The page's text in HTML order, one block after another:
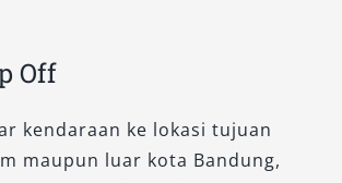
interior dan eksterior paling
sistem infotainment canggih
elegan. Sangat
untuk perjalanan eksklusif,
Off
kendaraan ke lokasi tujuan
maupun luar kota Bandung,